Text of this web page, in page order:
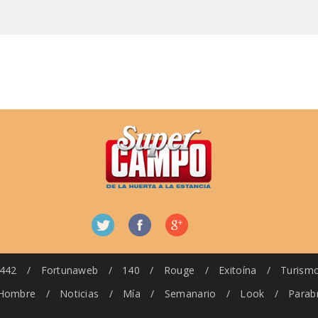
442 / Fortunaweb / 140 / Rouge / Exitoína /
/ Noticias / Mía / Semanario / Look /